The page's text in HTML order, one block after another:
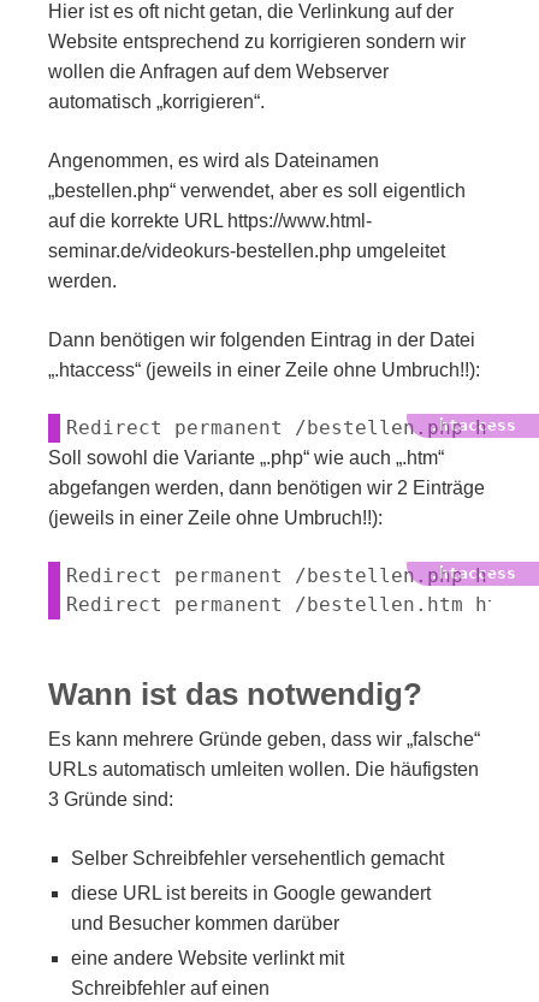
Hier ist es oft nicht getan, die Verlinkung auf der
Website entsprechend zu korrigieren sondern wir
wollen die Anfragen auf dem Webserver
automatisch „korrigieren“.
Angenommen, es wird als Dateinamen
„bestellen.php“ verwendet, aber es soll eigentlich
auf die korrekte URL https://www.html-
seminar.de/videokurs-bestellen.php umgeleitet
werden.
Dann benötigen wir folgenden Eintrag in der Datei
„.htaccess“ (jeweils in einer Zeile ohne Umbruch!!):
Soll sowohl die Variante „.php“ wie auch „.htm“
abgefangen werden, dann benötigen wir 2 Einträge
(jeweils in einer Zeile ohne Umbruch!!):
Redirect permanent /bestellen.php
Wann ist das notwendig?
Es kann mehrere Gründe geben, dass wir „falsche“
URLs automatisch umleiten wollen. Die häufigsten
3 Gründe sind:
Selber Schreibfehler versehentlich gemacht
diese URL ist bereits in Google gewandert
und Besucher kommen darüber
eine andere Website verlinkt mit
Schreibfehler auf einen